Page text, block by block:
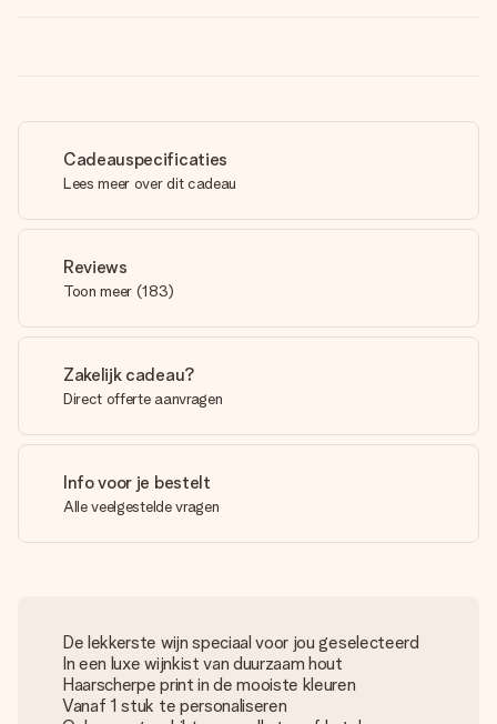
Cadeauspecificaties
Lees meer over dit cadeau
Reviews
Toon meer (183)
Zakelijk cadeau?
Direct offerte aanvragen
Info voor je bestelt
Alle veelgestelde vragen
De lekkerste wijn speciaal voor jou geselecteerd
In een luxe wijnkist van duurzaam hout
Haarscherpe print in de mooiste kleuren
Vanaf 1 stuk te personaliseren